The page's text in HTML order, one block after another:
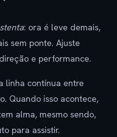
: ora é leve demais,
sem ponte. Ajuste
e performance.
linha contínua entre
Quando isso acontece,
alma, mesmo sendo,
para assistir.